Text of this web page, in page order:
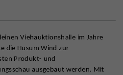
Viehauktionshalle im Jahre
die Husum Wind zur
Produkt- und
ausgebaut werden. Mit